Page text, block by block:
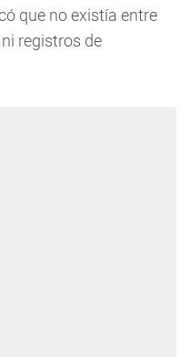
que no existía entre
registros de